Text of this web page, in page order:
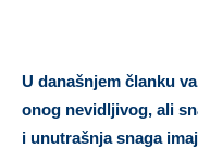
U današnjem članku
onog nevidljivog, ali
i unutrašnja snaga